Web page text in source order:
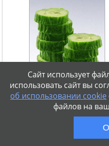
Огуречная диета
Сезонная популярная диета в
варианте меню на 7 дней.
Потеря веса до 5 кг.
Сайт использует
использовать сайт вы
об использовании cookie
файлов на